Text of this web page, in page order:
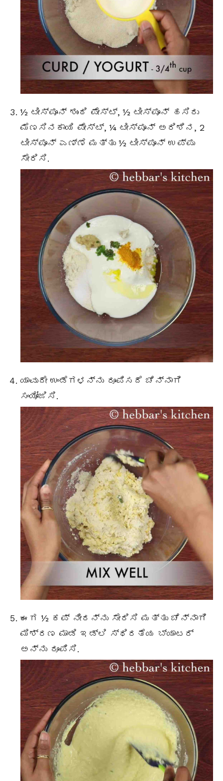
½ ಟೀಸ್ಪೂನ್ ಶುಂಠಿ ಪೇಸ್ಟ್, ½ ಟೀಸ್ಪೂನ್ ಹಸಿರು
ಮೆಣಸಿನಕಾಯಿ ಪೇಸ್ಟ್, ¼ ಟೀಸ್ಪೂನ್ ಅರಿಶಿನ, 2
ಟೀಸ್ಪೂನ್ ಎಣ್ಣೆ ಮತ್ತು ½ ಟೀಸ್ಪೂನ್ ಉಪ್ಪು
ಸೇರಿಸಿ.
ಯಾವುದೇ ಉಂಡೆಗಳನ್ನು ರೂಪಿಸದೆ ಚೆನ್ನಾಗಿ
ಸಂಯೋಜಿಸಿ.
ಈಗ ½ ಕಪ್ ನೀರನ್ನು ಸೇರಿಸಿ ಮತ್ತು ಚೆನ್ನಾಗಿ
ಮಿಶ್ರಣ ಮಾಡಿ ಇಡ್ಲಿ ಸ್ಥಿರತೆಯ ಬ್ಯಾಟರ್
ಅನ್ನು ರೂಪಿಸಿ.